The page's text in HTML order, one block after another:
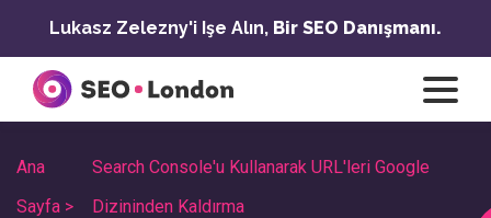
Lukasz Zelezny'i Işe Alın, Bir SEO Danışmanı.
Ana
Sayfa >
Search Console'u Kullanarak URL'leri Google
Dizininden Kaldırma